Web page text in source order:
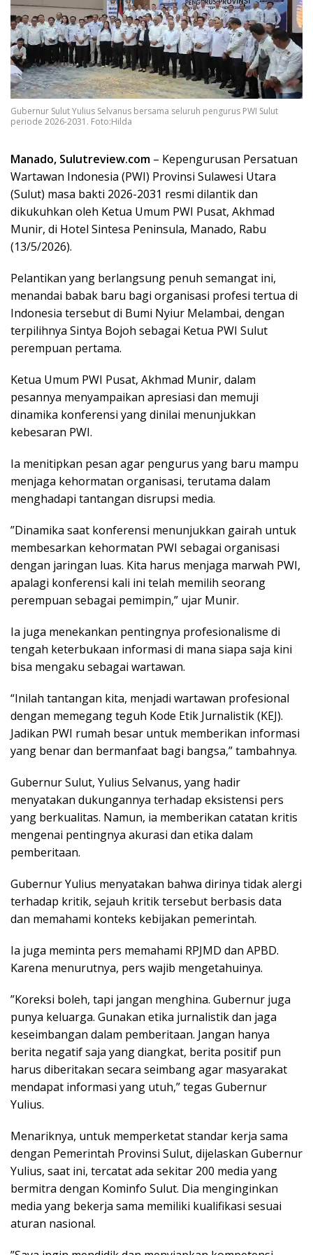
Gubernur Sulut Yulius Selvanus bersama seluruh pengurus PWI Sulut
periode 2026-2031. Foto:Hilda
Manado, Sulutreview.com – Kepengurusan Persatuan
Wartawan Indonesia (PWI) Provinsi Sulawesi Utara
(Sulut) masa bakti 2026-2031 resmi dilantik dan
dikukuhkan oleh Ketua Umum PWI Pusat, Akhmad
Munir, di Hotel Sintesa Peninsula, Manado, Rabu
(13/5/2026).
​Pelantikan yang berlangsung penuh semangat ini,
menandai babak baru bagi organisasi profesi tertua di
Indonesia tersebut di Bumi Nyiur Melambai, dengan
terpilihnya Sintya Bojoh sebagai Ketua PWI Sulut
perempuan pertama.
​​Ketua Umum PWI Pusat, Akhmad Munir, dalam
pesannya menyampaikan apresiasi dan memuji
dinamika konferensi yang dinilai menunjukkan
kebesaran PWI.
Ia menitipkan pesan agar pengurus yang baru mampu
menjaga kehormatan organisasi, terutama dalam
menghadapi tantangan disrupsi media.
​”Dinamika saat konferensi menunjukkan gairah untuk
membesarkan kehormatan PWI sebagai organisasi
dengan jaringan luas. Kita harus menjaga marwah PWI,
apalagi konferensi kali ini telah memilih seorang
perempuan sebagai pemimpin,” ujar Munir.
​Ia juga menekankan pentingnya profesionalisme di
tengah keterbukaan informasi di mana siapa saja kini
bisa mengaku sebagai wartawan.
“Inilah tantangan kita, menjadi wartawan profesional
dengan memegang teguh Kode Etik Jurnalistik (KEJ).
Jadikan PWI rumah besar untuk memberikan informasi
yang benar dan bermanfaat bagi bangsa,” tambahnya.
​​Gubernur Sulut, Yulius Selvanus, yang hadir
menyatakan dukungannya terhadap eksistensi pers
yang berkualitas. Namun, ia memberikan catatan kritis
mengenai pentingnya akurasi dan etika dalam
pemberitaan.
​Gubernur Yulius menyatakan bahwa dirinya tidak alergi
terhadap kritik, sejauh kritik tersebut berbasis data
dan memahami konteks kebijakan pemerintah.
Ia juga meminta pers memahami RPJMD dan APBD.
Karena menurutnya, pers wajib mengetahuinya.
​”Koreksi boleh, tapi jangan menghina. Gubernur juga
punya keluarga. Gunakan etika jurnalistik dan jaga
keseimbangan dalam pemberitaan. Jangan hanya
berita negatif saja yang diangkat, berita positif pun
harus diberitakan secara seimbang agar masyarakat
mendapat informasi yang utuh,” tegas Gubernur
Yulius.
Menariknya, ​untuk memperketat standar kerja sama
dengan Pemerintah Provinsi Sulut, dijelaskan Gubernur
Yulius, saat ini, tercatat ada sekitar 200 media yang
bermitra dengan Kominfo Sulut. Dia menginginkan
media yang bekerja sama memiliki kualifikasi sesuai
aturan nasional.